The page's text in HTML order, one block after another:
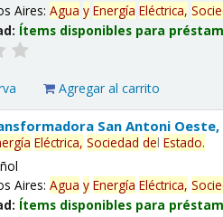
Aires:Agua y Energía Eléctrica,
Ítems disponibles para
Agregar al carrito
San Antoni
Eléctrica, Sociedad delEstado.
Aires:Agua y Energía Eléctrica,
Ítems disponibles para